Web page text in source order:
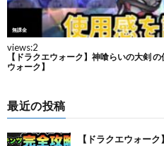
最近の投稿
【ドラクエウォー